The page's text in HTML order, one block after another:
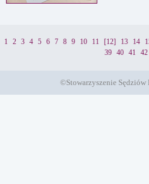
1 2 3 4 5 6 7 8 9 10 11 [12] 13 14
39
40 41 42
©Stowarzyszenie Sędziów